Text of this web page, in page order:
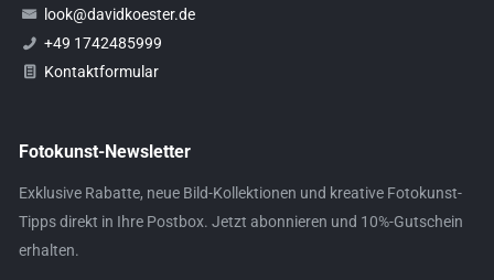
look@davidkoester.de
+49 1742485999
Kontaktformular
Fotokunst-Newsletter
Exklusive Rabatte, neue Bild-Kollektionen und kreative Fotokunst-
Tipps direkt in Ihre Postbox. Jetzt abonnieren und 10%-Gutschein
erhalten.